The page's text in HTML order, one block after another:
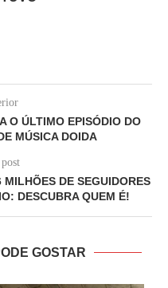
O ÚLTIMO EPISÓDIO DO
MÚSICA DOIDA
DE SEGUIDORES
DESCUBRA QUEM É!
GOSTAR